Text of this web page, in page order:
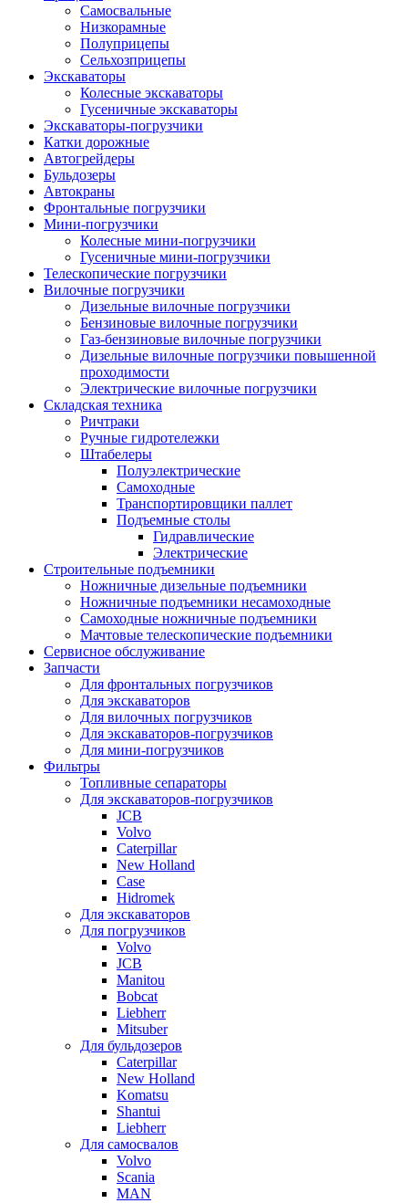
Самосвальные
Низкорамные
Полуприцепы
Сельхозприцепы
Экскаваторы
Колесные экскаваторы
Гусеничные экскаваторы
Экскаваторы-погрузчики
Катки дорожные
Автогрейдеры
Бульдозеры
Автокраны
Фронтальные погрузчики
Мини-погрузчики
Колесные мини-погрузчики
Гусеничные мини-погрузчики
Телескопические погрузчики
Вилочные погрузчики
Дизельные вилочные погрузчики
Бензиновые вилочные погрузчики
Газ-бензиновые вилочные погрузчики
Дизельные вилочные погрузчики повышенной
проходимости
Электрические вилочные погрузчики
Складская техника
Ричтраки
Ручные гидротележки
Штабелеры
Полуэлектрические
Самоходные
Транспортировщики паллет
Подъемные столы
Гидравлические
Электрические
Строительные подъемники
Ножничные дизельные подъемники
Ножничные подъемники несамоходные
Самоходные ножничные подъемники
Мачтовые телескопические подъемники
Сервисное обслуживание
Запчасти
Для фронтальных погрузчиков
Для экскаваторов
Для вилочных погрузчиков
Для экскаваторов-погрузчиков
Для мини-погрузчиков
Фильтры
Топливные сепараторы
Для экскаваторов-погрузчиков
JCB
Volvo
Caterpillar
New Holland
Case
Hidromek
Для экскаваторов
Для погрузчиков
Volvo
JCB
Manitou
Bobcat
Liebherr
Mitsuber
Для бульдозеров
Caterpillar
New Holland
Komatsu
Shantui
Liebherr
Для самосвалов
Volvo
Scania
MAN